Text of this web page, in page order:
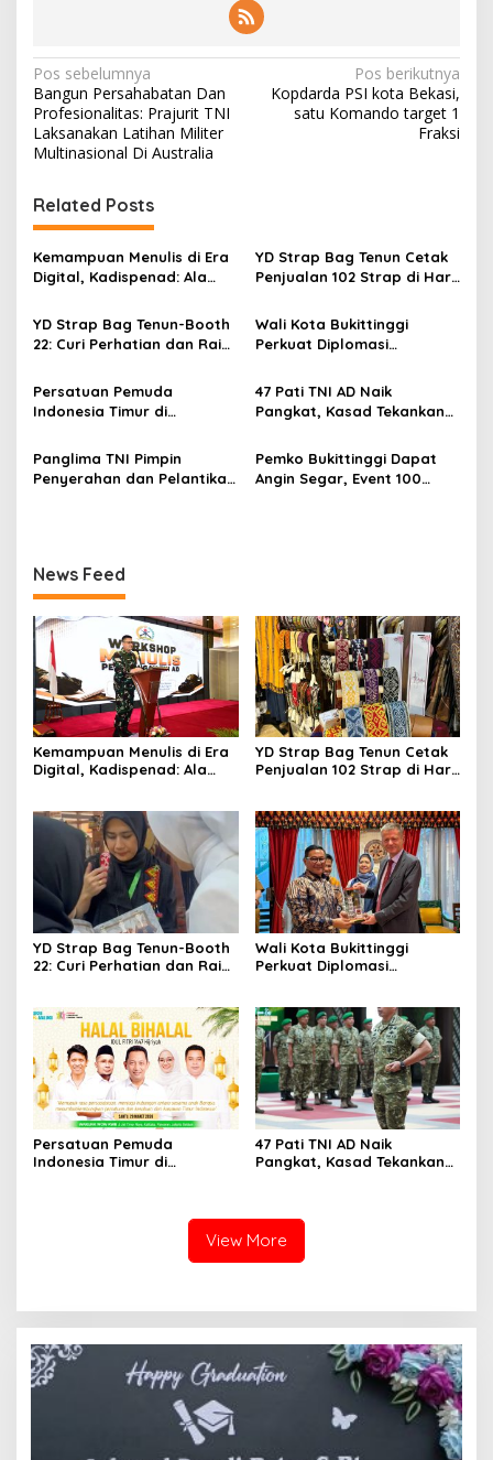
N
a
v
i
g
a
s
i
p
o
s
Pos sebelumnya
Bangun Persahabatan Dan
Profesionalitas: Prajurit TNI
Laksanakan Latihan Militer
Multinasional Di Australia
Pos berikutnya
Kopdarda PSI kota Bekasi,
satu Komando target 1
Fraksi
Related Posts
Kemampuan Menulis di Era
Digital, Kadispenad: Ala
YD Strap Bag Tenun Cetak
Penjualan 102 Strap di Hari
2026, Bukti Wastra
Nusantara Kian Digemari
YD Strap Bag Tenun-Booth
22: Curi Perhatian dan Raih
Memandang Wastra
dengan Citra Nan Anggun
Wali Kota Bukittinggi
Perkuat Diplomasi
Dubes Belanda dan Jerman
Sukseskan 100 Tahun Jam
Gadang
Persatuan Pemuda
Indonesia Timur di
Bertajuk “Torang Samua
Basudara”
47 Pati TNI AD Naik
Pangkat, Kasad Tekankan
Adaptasi
Panglima TNI Pimpin
Penyerahan dan Pelantikan
Pemko Bukittinggi Dapat
Angin Segar, Event 100
News Feed
Kemampuan Menulis di Era
Digital, Kadispenad: Ala
YD Strap Bag Tenun Cetak
Penjualan 102 Strap di Hari
Nusantara Kian Digemari
YD Strap Bag Tenun-Booth
22: Curi Perhatian dan Raih
dengan Citra Nan Anggun
Wali Kota Bukittinggi
Perkuat Diplomasi
Sukseskan 100 Tahun Jam
Gadang
Persatuan Pemuda
Indonesia Timur di
47 Pati TNI AD Naik
Pangkat, Kasad Tekankan
View More